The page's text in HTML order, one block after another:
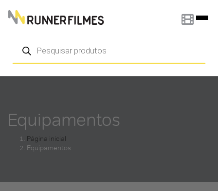
Pular para o conteúdo
produtos
Equipamentos
Página inicial
Equipamentos